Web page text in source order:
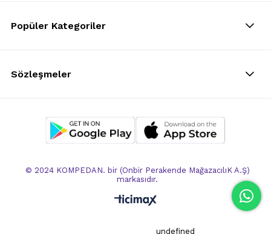
Popüler Kategoriler
Sözleşmeler
© 2024 KOMPEDAN. bir (Onbir Perakende MağazacılıK A.Ş)
markasıdır.
undefined